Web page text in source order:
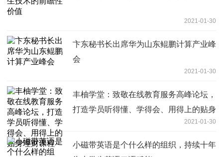
2021-01-30
卞东秘书长出席华为山东鲲鹏计算产业峰
会
2021-01-30
丰柚学堂：致敬在线教育服务高峰论坛，
打造学员听得懂、学得会、用得上的贴身
2021-01-30
小磁带英语是个什么样的组织，持续十年